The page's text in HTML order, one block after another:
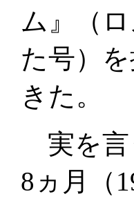
ム』（
た号）
きた。
実を言
8ヵ月（